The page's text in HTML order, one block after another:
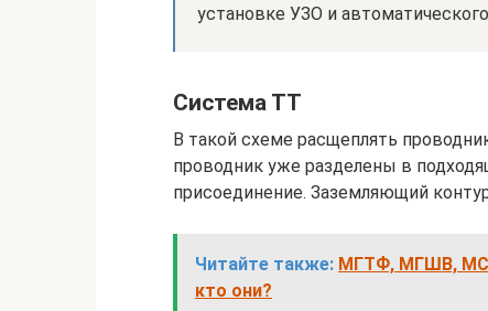
установке УЗО и
Система ТТ
В такой схеме расщеплять
проводник уже разделены в
присоединение. Заземляющий
Читайте также: МГТФ, МГШВ,
кто они?